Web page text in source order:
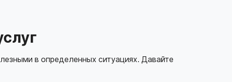
в определенных ситуациях. Давайте